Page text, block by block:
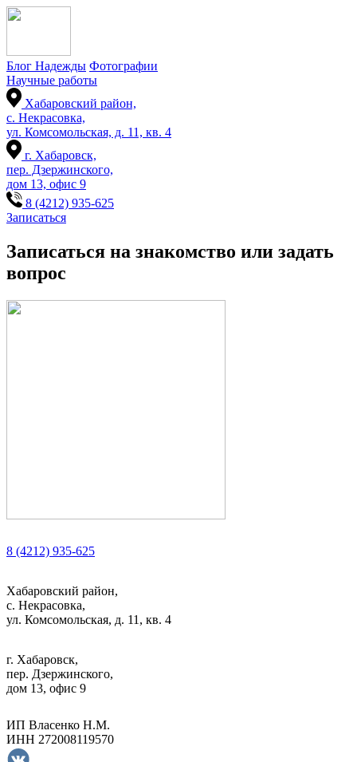
Блог Надежды Фотографии
Научные работы
Хабаровский район,
с. Некрасовка,
ул. Комсомольская, д. 11, кв. 4
г. Хабаровск,
пер. Дзержинского,
дом 13, офис 9
8 (4212) 935-625
Записаться
Записаться на знакомство или задать
вопрос
8 (4212) 935-625
Хабаровский район,
с. Некрасовка,
ул. Комсомольская, д. 11, кв. 4
г. Хабаровск,
пер. Дзержинского,
дом 13, офис 9
ИП Власенко Н.М.
ИНН 272008119570